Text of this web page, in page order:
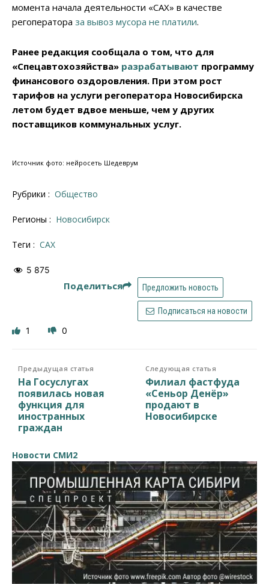
момента начала деятельности «САХ» в качестве
регоператора за вывоз мусора не платили.
Ранее редакция сообщала о том, что для
«Спецавтохозяйства» разрабатывают программу
финансового оздоровления. При этом рост
тарифов на услуги регоператора Новосибирска
летом будет вдвое меньше, чем у других
поставщиков коммунальных услуг.
Источник фото: нейросеть Шедеврум
Рубрики : Общество
Регионы : Новосибирск
Теги : САХ
5 875
Поделиться Предложить новость
Подписаться на новости
1 0
Предыдущая статья
На Госуслугах
появилась новая
функция для
иностранных
граждан
Следующая статья
Филиал фастфуда
«Сеньор Денёр»
продают в
Новосибирске
Новости СМИ2